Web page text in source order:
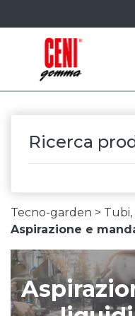
Ricerca
Tecno-garden >
Aspirazione e